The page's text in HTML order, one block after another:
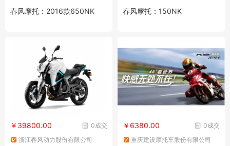
春风摩托：2016款650NK 春风摩托：150NK
0成交
￥39800.00
浙江春风动力股份有限公司
0成交
￥6380.00
重庆建设摩托车股份有限公司